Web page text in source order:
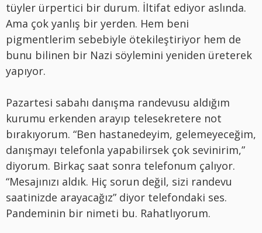
tüyler ürpertici bir durum. İltifat ediyor aslında.
Ama çok yanlış bir yerden. Hem beni
pigmentlerim sebebiyle ötekileştiriyor hem de
bunu bilinen bir Nazi söylemini yeniden üreterek
yapıyor.
Pazartesi sabahı danışma randevusu aldığım
kurumu erkenden arayıp telesekretere not
bırakıyorum. “Ben hastanedeyim, gelemeyeceğim,
danışmayı telefonla yapabilirsek çok sevinirim,”
diyorum. Birkaç saat sonra telefonum çalıyor.
“Mesajınızı aldık. Hiç sorun değil, sizi randevu
saatinizde arayacağız” diyor telefondaki ses.
Pandeminin bir nimeti bu. Rahatlıyorum.